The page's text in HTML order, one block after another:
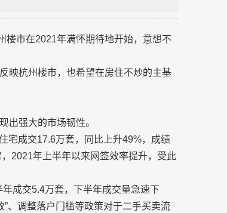
楼市在2021年满怀期待地开始，意想不
映杭州楼市，也希望在房住不炒的主基
出强大的市场韧性。
宅成交17.6万套，同比上升49%，成绩
2021年上半年以来网签效率提升，受此
成交5.4万套，下半年成交量急速下
、调整落户门槛等政策对于二手买卖流